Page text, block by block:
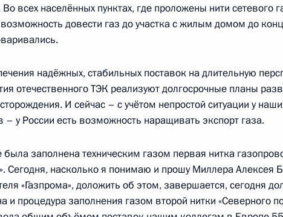
изменение в статью 51 Градостроительного кодекса
комиссии Государственного Совета по направлению
изменения в закон о газоснабжении
Во всех населённых пунктах, где проложены нити сетевого
довести газ до участка с жилым домом до
надёжных, стабильных поставок на длительную
отечественного ТЭК реализуют долгосрочные планы
И сейчас – с учётом непростой ситуации у
– у России есть возможность наращивать экспорт газа.
была заполнена техническим газом первая нитка
Сегодня, насколько я понимаю и прошу Миллера Алексея
«Газпрома», доложить об этом, завершается, сегодня
и процедура заполнения газом второй нитки «Северного